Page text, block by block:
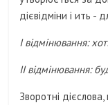
дієвідміни і ить -
I відмінювання:
II відмінювання:
Зворотні